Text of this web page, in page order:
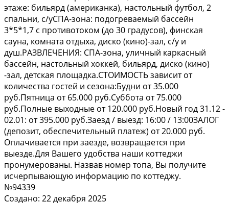
этаже: бильярд (американка), настольный футбол, 2
спальни, с/уСПА-зона: подогреваемый бассейн
3*5*1,7 с противотоком (до 30 градусов), финская
сауна, комната отдыха, диско (кино)-зал, с/у и
душ.РАЗВЛЕЧЕНИЯ: СПА-зона, уличный каркасный
бассейн, настольный хоккей, бильярд, диско (кино)
-зал, детская площадка.СТОИМОСТЬ зависит от
количества гостей и сезона:Будни от 35.000
руб.Пятница от 65.000 руб.Суббота от 75.000
руб.Полные выходные от 120.000 руб.Новый год 31.12 -
02.01: от 395.000 руб.Заезд / выезд: 16:00 / 13:00ЗАЛОГ
(депозит, обеспечительный платеж) от 20.000 руб.
Оплачивается при заезде, возвращается при
выезде.Для Вашего удобства наши коттеджи
пронумерованы. Назвав номер топа, Вы получите
исчерпывающую информацию по коттеджу.
№94339
Создано: 22 декабря 2025